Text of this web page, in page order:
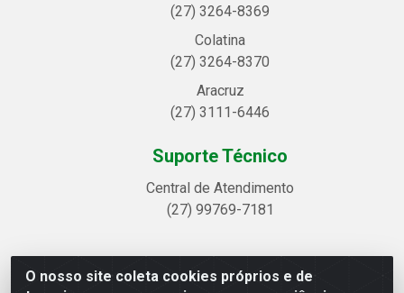
O nosso site coleta cookies próprios e de
(27) 3264-8369
Colatina
(27) 3264-8370
Aracruz
(27) 3111-6446
Suporte Técnico
Central de Atendimento
(27) 99769-7181
Linhavix Distribuidora LTDA - Avenida Alegre, 2521 -